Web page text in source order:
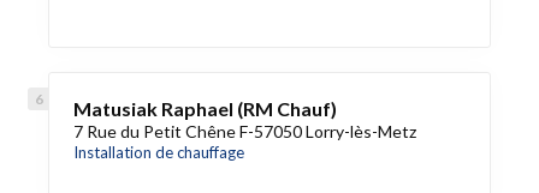
Matusiak Raphael (RM Chauf)
7 Rue du Petit Chêne F-57050 Lorry-lès-Metz
Installation de chauffage